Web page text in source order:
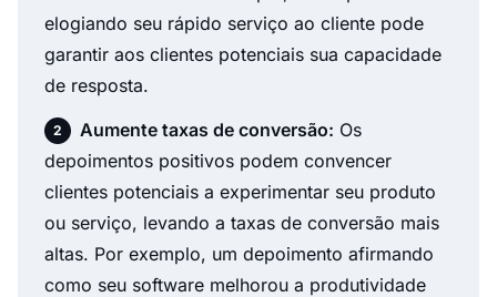
elogiando seu rápido serviço ao cliente pode
garantir aos clientes potenciais sua capacidade
de resposta.
Aumente taxas de conversão: Os
depoimentos positivos podem convencer
clientes potenciais a experimentar seu produto
ou serviço, levando a taxas de conversão mais
altas. Por exemplo, um depoimento afirmando
como seu software melhorou a produtividade